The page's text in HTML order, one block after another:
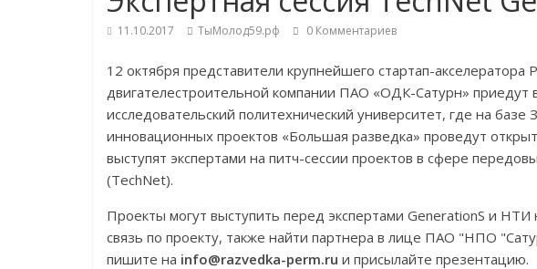
11.10.2017 ТыМолод59.рф 0 Комментариев
12 октября представители крупнейшего стартап-акселератора
двигателестроительной компании ПАО «ОДК-Сатурн» приедут
исследовательский политехнический университет, где на базе
инновационных проектов «Большая разведка» проведут
выступят экспертами на питч-сессии проектов в сфере
(TechNet).
Проекты могут выступить перед экспертами GenerationS и НТИ
связь по проекту, также найти партнера в лице ПАО "НПО
пишите на info@razvedka-perm.ru и присылайте презентацию.